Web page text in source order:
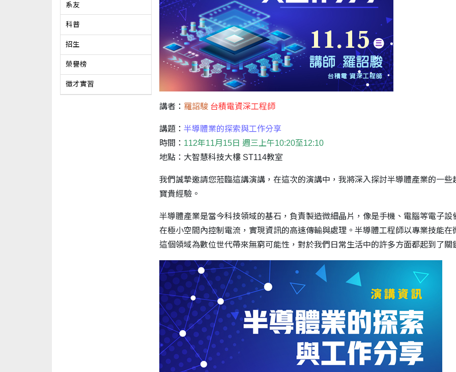
系友
科普
招生
榮譽榜
徵才實習
講者： 羅詔駿 台積電資深工程師
講題： 半導體業的探索與工作分享
時間： 112年11月15日 週三上午10:20至12:10
地點：大智慧科技大樓 ST114教室
我們誠摯邀請您蒞臨這講演講，在這次的演講中，我將深入探討半導體產業的一
寶貴經驗。
半導體產業是當今科技領域的基石，負責製造微細晶片，像是手機、電腦等電子
在極小空間內控制電流，實現資訊的高速傳輸與處理。半導體工程師以專業技能
這個領域為數位世代帶來無窮可能性，對於我們日常生活中的許多方面都起到了關